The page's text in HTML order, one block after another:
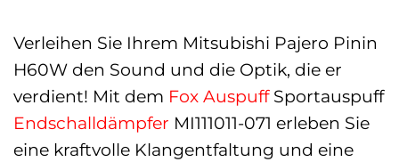
Verleihen Sie Ihrem Mitsubishi Pajero Pinin
H60W den Sound und die Optik, die er
verdient! Mit dem Fox AuspuffSportauspuff
Endschalldämpfer MI111011-071 erleben Sie
eine kraftvolle Klangentfaltung und eine